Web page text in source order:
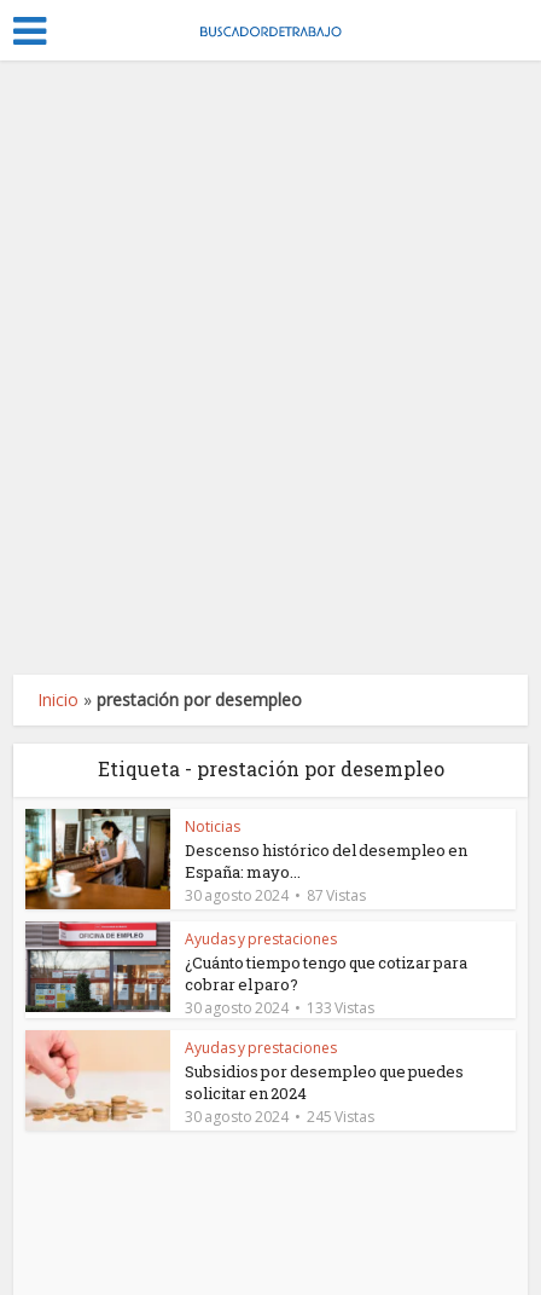
Inicio »prestación por desempleo
Etiqueta - prestación por desempleo
Noticias
Descenso histórico del desempleo en
España: mayo...
30 agosto 2024 87 Vistas
Ayudas y prestaciones
¿Cuánto tiempo tengo que cotizar para
cobrar el paro?
30 agosto 2024
133 Vistas
Ayudas y prestaciones
Subsidios por desempleo que puedes
solicitar en 2024
30 agosto 2024 245 Vistas